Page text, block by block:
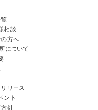
覧
相談
の方へ
について
リース
ント
方針